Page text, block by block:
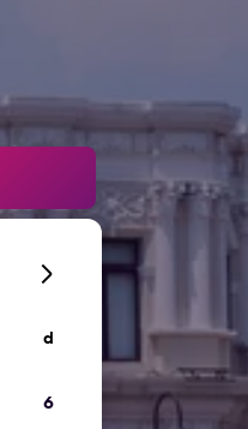
d
6